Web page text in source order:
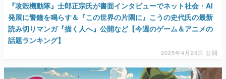
『攻殻機動隊』士郎正宗氏が書面インタビューでネット社会・AI
発展に警鐘を鳴らす＆『この世界の片隅に』こうの史代氏の最新
読み切りマンガ『描く人へ』公開など【今週のゲーム＆アニメの
話題ランキング】
2025年4月25日 公開